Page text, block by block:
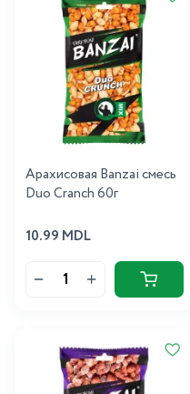
Арахисовая Banzai смесь
Duo Cranch 60г
10.99 MDL